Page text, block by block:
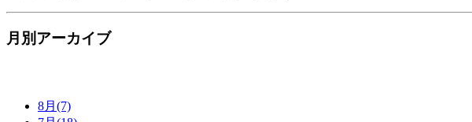
月別アーカイブ
8月(7)